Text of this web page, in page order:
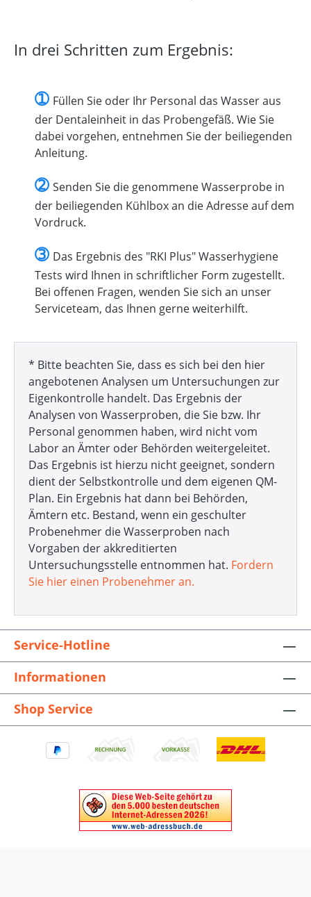
In drei Schritten zum Ergebnis:
➀ Füllen Sie oder Ihr Personal das Wasser aus
der Dentaleinheit in das Probengefäß. Wie Sie
dabei vorgehen, entnehmen Sie der beiliegenden
Anleitung.
➁ Senden Sie die genommene Wasserprobe in
der beiliegenden Kühlbox an die Adresse auf dem
Vordruck.
➂ Das Ergebnis des "RKI Plus" Wasserhygiene
Tests wird Ihnen in schriftlicher Form zugestellt.
Bei offenen Fragen, wenden Sie sich an unser
Serviceteam, das Ihnen gerne weiterhilft.
* Bitte beachten Sie, dass es sich bei den hier
angebotenen Analysen um Untersuchungen zur
Eigenkontrolle handelt. Das Ergebnis der
Analysen von Wasserproben, die Sie bzw. Ihr
Personal genommen haben, wird nicht vom
Labor an Ämter oder Behörden weitergeleitet.
Das Ergebnis ist hierzu nicht geeignet, sondern
dient der Selbstkontrolle und dem eigenen QM-
Plan. Ein Ergebnis hat dann bei Behörden,
Ämtern etc. Bestand, wenn ein geschulter
Probenehmer die Wasserproben nach
Vorgaben der akkreditierten
Untersuchungsstelle entnommen hat. Fordern
Sie hier einen Probenehmer an.
Service-Hotline
Informationen
Shop Service